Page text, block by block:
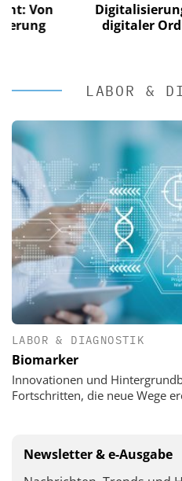
Digitalisierung im
digitaler
LABOR &
LABOR & DIAGNOSTIK
Biomarker
Innovationen und
Fortschritten, die neue Wege
Newsletter & e-Ausgabe